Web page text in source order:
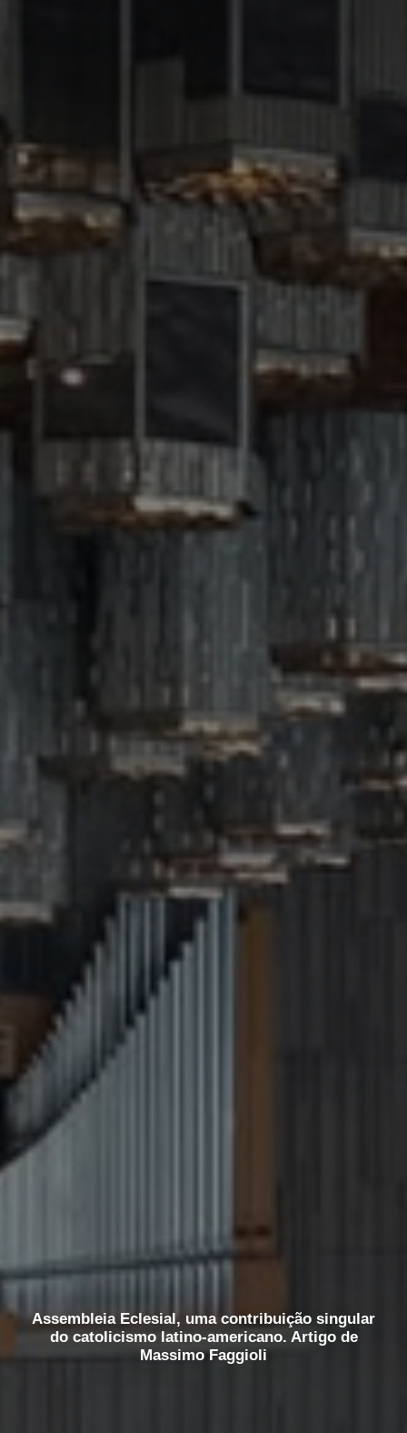
Assembleia Eclesial, uma contribuição singular
do catolicismo latino-americano. Artigo de
Massimo Faggioli